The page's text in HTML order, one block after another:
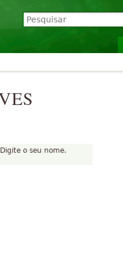
Digite o seu nome.